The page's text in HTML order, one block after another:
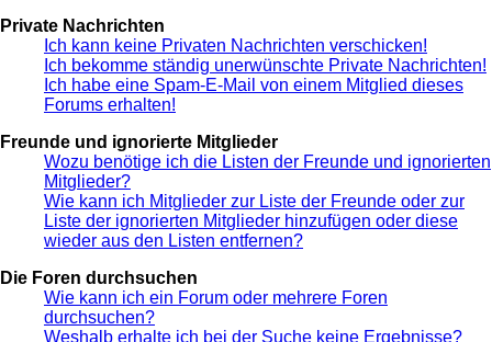
Private Nachrichten
Ich kann keine Privaten Nachrichten verschicken!
Ich bekomme ständig unerwünschte Private Nachrichten!
Ich habe eine Spam-E-Mail von einem Mitglied dieses
Forums erhalten!
Freunde und ignorierte Mitglieder
Wozu benötige ich die Listen der Freunde und ignorierten
Mitglieder?
Wie kann ich Mitglieder zur Liste der Freunde oder zur
Liste der ignorierten Mitglieder hinzufügen oder diese
wieder aus den Listen entfernen?
Die Foren durchsuchen
Wie kann ich ein Forum oder mehrere Foren
durchsuchen?
Weshalb erhalte ich bei der Suche keine Ergebnisse?